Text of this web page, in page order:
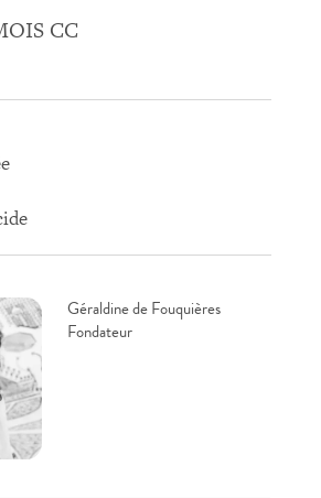
CC
Géraldine de Fouquières
Fondateur